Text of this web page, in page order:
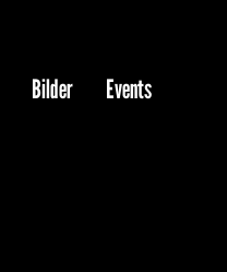
Bilder Events